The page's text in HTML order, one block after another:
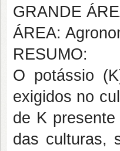
GRANDE
ÁREA:
RESUMO:
O potássio
exigidos no
de K
das culturas,